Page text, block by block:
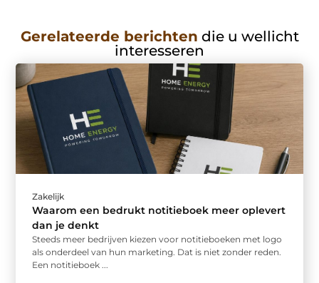
Gerelateerde berichten die u wellicht
interesseren
Zakelijk
Waarom een bedrukt notitieboek meer oplevert
dan je denkt
Steeds meer bedrijven kiezen voor notitieboeken met logo
als onderdeel van hun marketing. Dat is niet zonder reden.
Een notitieboek ...